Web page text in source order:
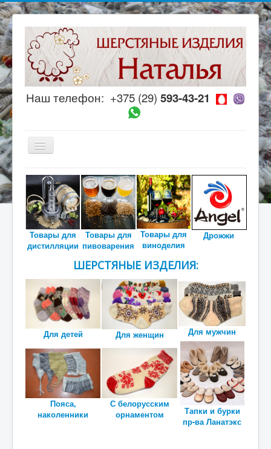
Наш телефон: +375 (29) 593-43-21
Включить/
выключить
Главная
МАГАЗИН
Каталог
Полезное
Рецепты браг
Ваша КОРЗИНА
Контакты
ОТЗЫВЫ
О магазине
Товары для
дистилляции
Товары для
пивоварения
Товары для
виноделия
Дрожжи
ШЕРСТЯНЫЕ ИЗДЕЛИЯ:
Для детей Для женщин Для мужчин
Пояса,
наколенники
С белорусским
орнаментом
Тапки и бурки
пр-ва Ланатэкс